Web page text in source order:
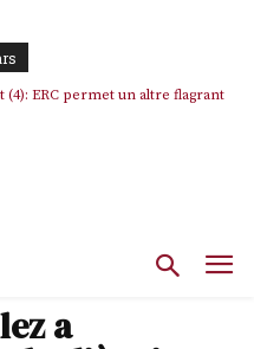
ERC permet un altre flagrant
a Junts d’Oriol Junqueras
a